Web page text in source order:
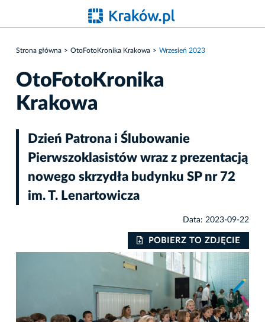
Strona główna OtoFotoKronika Krakowa Wrzesień 2023
OtoFotoKronika
Krakowa
Dzień Patrona i Ślubowanie
Pierwszoklasistów wraz z prezentacją
nowego skrzydła budynku SP nr 72
im. T. Lenartowicza
Data: 2023-09-22
POBIERZ TO ZDJĘCIE